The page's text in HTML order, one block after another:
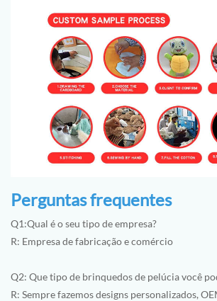
Perguntas frequentes
Q1:Qual é o seu tipo de empresa?
R: Empresa de fabricação e comércio
Q2: Que tipo de brinquedos de pelúcia você
R: Sempre fazemos designs personalizados,